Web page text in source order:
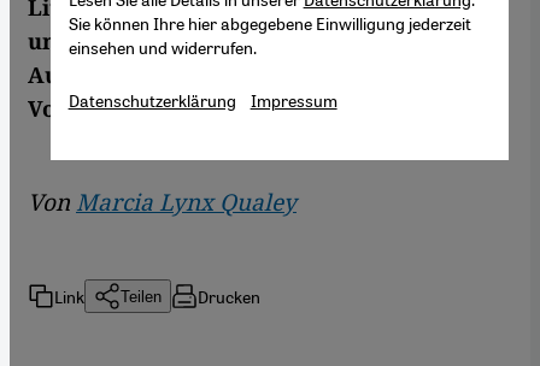
Literatur-Nobelpreisträger, fand er bislang
unbekannte Werke, die die Tochter des
Autors in einem Karton aufbewahrt hatte.
Von Marcia Lynx Qualey
Von Marcia Lynx Qualey
Link Teilen Drucken
Sie können Ihre hier abgegebene Einwilligung jederzeit
einsehen und widerrufen.
Datenschutzerklärung Impressum